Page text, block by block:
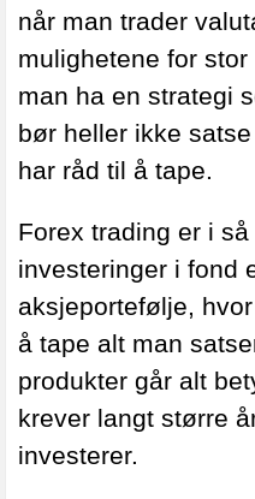
når man trader
mulighetene for
man ha en strategi
bør heller ikke
har råd til å tape.
Forex trading er i
investeringer i fond
aksjeportefølje,
å tape alt man
produkter går alt
krever langt større
investerer.